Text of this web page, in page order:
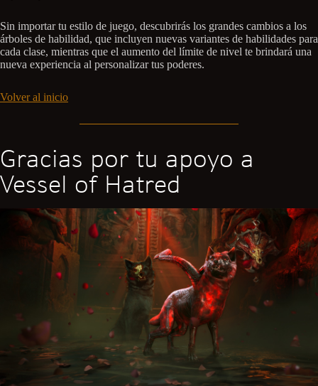
Sin importar tu estilo de juego, descubrirás los grandes cambios a los
árboles de habilidad, que incluyen nuevas variantes de habilidades para
cada clase, mientras que el aumento del límite de nivel te brindará una
nueva experiencia al personalizar tus poderes.
Volver al inicio
Gracias por tu apoyo a
Vessel of Hatred